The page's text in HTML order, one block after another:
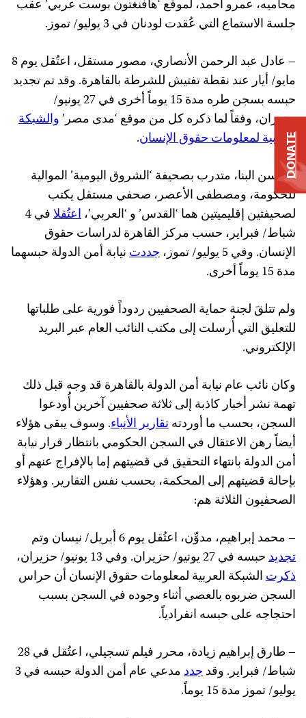
محاميه، عمرو أحمد، لموقع ‘هافنغتون بوست عربي’ عقب
جلسة الاستماع التي عُقدت لودنان في 3 يوليو/ تموز.
– عادل عبد الرحمن الأنصاري، مصور مستقل، اعتُقل يوم 8
مايو/ أيار عند نقطة تفتيش للشرطة بالقاهرة. وقد تم تجديد
حبسه بسجن طره مدة 15 يوماً أخرى في 27 يونيو/
حزيران، وفقاً لما ذكره كل من موقع ‘مدى مصر’والشبكة
العربية لمعلومات حقوق الإنسان.
– حسن البنا، متدرب بصحيفة ‘الشروق اليومية’ الموالية
للحكومة، ومصطفى الأعصر، صحفي مستقل يكتب
لصحيفتين إقليميتين هما ‘القدس’ و ‘العربي’، اعتُقلا
في 4
شباط/ فبراير، حسب مركز القاهرة لدراسات حقوق
الإنسان. وفي 5 يوليو/ تموز،
جددتنيابة أمن الدولة حبسهما
مدة 15 يوماً أخرى.
ولم تتلقَ لجنة حماية الصحفيين ردوداً فورية على طلباتها
للتعليق التي أُرسلت إلى مكتب النائب العام عبر البريد
الإلكتروني.
وكان نائب عام نيابة أمن الدولة بالقاهرة قد وجه قبل ذلك
تهمة نشر أخبار كاذبة إلى ثلاثة صحفيين آخرين أُودعوا
السجن، بحسب ما أوردتهتقارير الأنباء. وسوف يبقى هؤلاء
أيضاً رهن الاعتقال في السجن الحكومي بانتظار قرار نيابة
أمن الدولة بانتهاء التحقيق في قضيتهم إما بالإفراج عنهم أو
بإحالة قضيتهم إلى المحكمة، بحسب نفس التقارير. وهؤلاء
الصحفيون الثلاثة هم:
– محمد إبراهيم، مدوِّن، اعتُقل يوم 6 أبريل/ نيسان وتم
تجديدحبسه في 27 يونيو/ حزيران. وفي 13 يونيو/ حزيران،
ذكرتالشبكة العربية لمعلومات حقوق الإنسان أن حراس
السجن ضربوه بالعصي أثناء وجوده في السجن بسبب
احتجاجه على حبسه انفرادياً.
– طارق إبراهيم زيادة، محرر فيلم تسجيلي، اعتُقل في 28
شباط/ فبراير. وقدجدد
مدعي عام أمن الدولة حبسه في 3
يوليو/ تموز مدة 15 يوماً.
DONATE